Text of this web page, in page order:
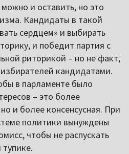
и оставить, но это
Кандидаты в такой
сердцем» и выбирать
и победит партия с
риторикой – но не факт,
кандидатами.
в парламенте было
– это более
и более консенсусная. При
политики вынуждены
чтобы не распускать